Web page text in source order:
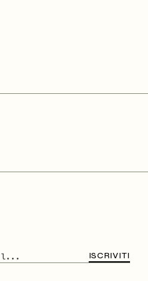
ISCRIVITI